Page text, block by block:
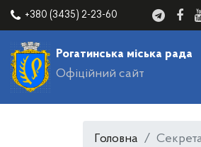
+380 (3435) 2-23-60
Рогатинська міська рада
Офіційний сайт
Головна